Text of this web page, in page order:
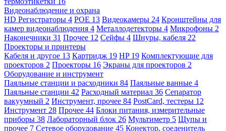
Видеонаблюдение и охрана
HD Регистраторы 4 POE 13 Видеокамеры 24 Кронштейны для
камер видеонаблюдения 4 Металлодетекторы 4 Микрофоны 2
Наконечники 31 Прочее 12 Сейфы 4 Шнуры, кабеля 22
Проекторы и принтеры
Кабеля и другое 13 Картридж 19 HP 19 Комплектующие для
проекторов 2 Проекторы 16 Экраны для проекторов 2
Оборудование и инструмент
Паяльные станции и расходники 84 Паяльные ванные 4
Паяльные станции 42 Расходный материал 36 Сепаратор
вакуумный 2 Инструмент, прочее 84 PostCard, тестеры 12
Инструмент 28 Прочее 44 Блоки питания, измерительные
приборы 38 Лабораторный блок 26 Мультиметр 5 Щупы и
прочее 7 Сетевое оборудование 45 Конектор, соеденитель